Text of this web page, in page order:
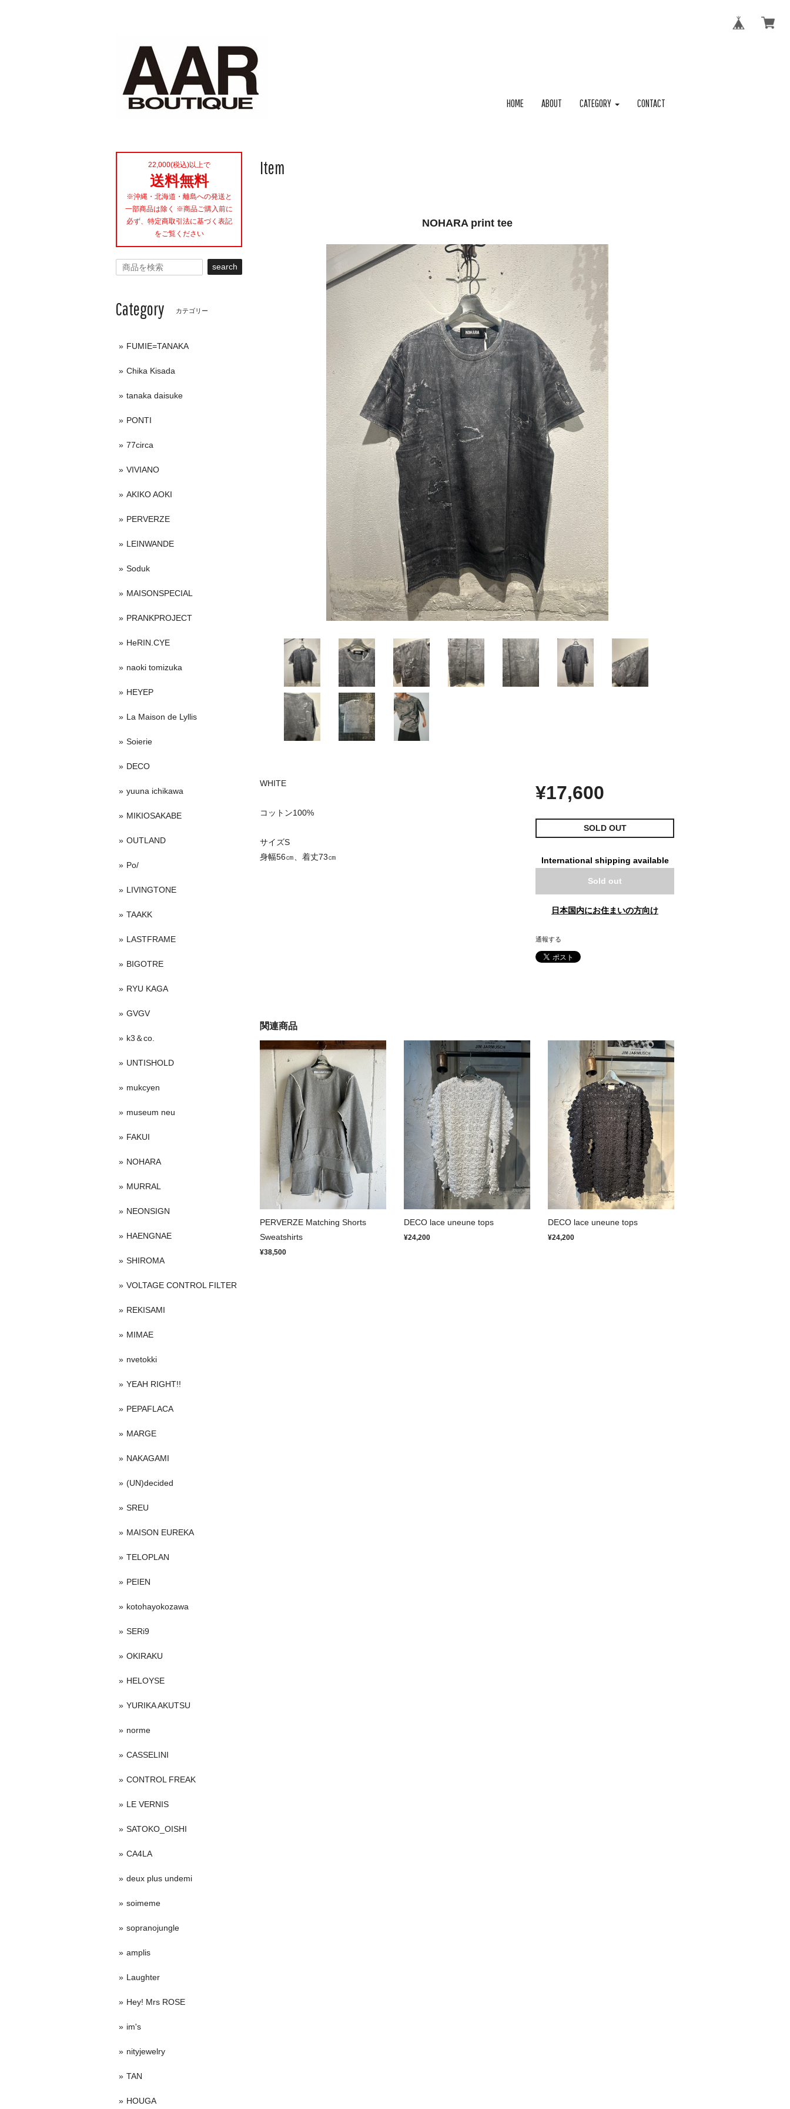
HOME ABOUT CATEGORY CONTACT
Item
NOHARA print tee
WHITE
コットン100%
サイズS
身幅56㎝、着丈73㎝
¥17,600
SOLD OUT
International shipping available
Sold out
日本国内にお住まいの方向け
通報する
関連商品
PERVERZE Matching Shorts
Sweatshirts
¥38,500
DECO lace uneune tops
¥24,200
DECO lace uneune tops
¥24,200
22,000(税込)以上で
送料無料
※沖縄・北海道・離島への発送と
一部商品は除く ※商品ご購入前に
必ず、特定商取引法に基づく表記
をご覧ください
search
Category カテゴリー
FUMIE=TANAKA
Chika Kisada
tanaka daisuke
PONTI
77circa
VIVIANO
AKIKO AOKI
PERVERZE
LEINWANDE
Soduk
MAISONSPECIAL
PRANKPROJECT
HeRIN.CYE
naoki tomizuka
HEYEP
La Maison de Lyllis
Soierie
DECO
yuuna ichikawa
MIKIOSAKABE
OUTLAND
Po/
LIVINGTONE
TAAKK
LASTFRAME
BIGOTRE
RYU KAGA
GVGV
k3＆co.
UNTISHOLD
mukcyen
museum neu
FAKUI
NOHARA
MURRAL
NEONSIGN
HAENGNAE
SHIROMA
VOLTAGE CONTROL FILTER
REKISAMI
MIMAE
nvetokki
YEAH RIGHT!!
PEPAFLACA
MARGE
NAKAGAMI
(UN)decided
SREU
MAISON EUREKA
TELOPLAN
PEIEN
kotohayokozawa
SERi9
OKIRAKU
HELOYSE
YURIKA AKUTSU
norme
CASSELINI
CONTROL FREAK
LE VERNIS
SATOKO_OISHI
CA4LA
deux plus undemi
soimeme
sopranojungle
amplis
Laughter
Hey! Mrs ROSE
im's
nityjewelry
TAN
HOUGA